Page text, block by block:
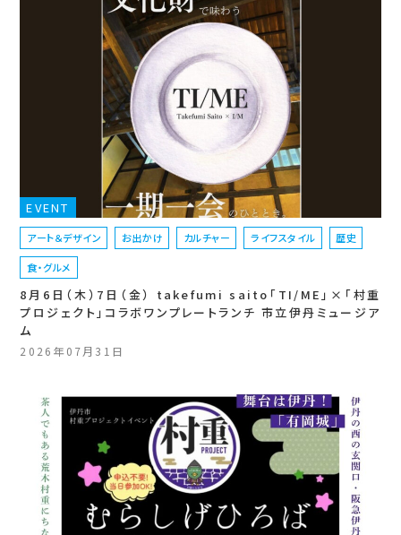
EVENT
アート＆デザイン お出かけ カルチャー ライフスタイル 歴史
食・グルメ
8月6日（木）7日（金） takefumi saito「TI/ME」×「村重
プロジェクト」コラボワンプレートランチ 市立伊丹ミュージア
ム
2026年07月31日